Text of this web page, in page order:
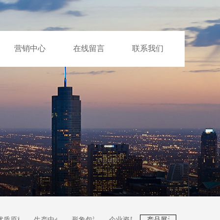
营销中心 在线留言 联系我们